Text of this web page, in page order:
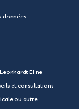
données
EI ne
et consultations
ou autre